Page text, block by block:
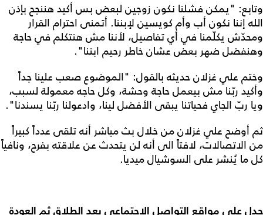
وتابع: "يمكن فشلنا نكون زوجين لبعض بس أكيد هننجح بإذن
الله إننا نكون أب وأم كويسين لإبننا. أتمنى احترام القرار
ومحدّش يكلّمنا في أي تفاصيل، لأننا مش هنتكلم في حاجة
وهنفضل ضهر بعض عشان خاطر رحيم ابننا".
وختم علي غزلان حديثه بالقول: "الموضوع صعب علينا جداً
وأكيد ربّنا مش بيعمل حاجة وحشة، وكل حاجه معمولة لسبب،
ويا ربّ الجاي فحياتنا يبقى الأفضل لينا، وادعولنا ربّنا يسندنا".
ثم أوضح علي غزلان من خلال بث مباشر أنه تلقى عدداً كبيراً
من الاتصالات، لافتاً الى أنه لن يتحدث عن علاقته بفرح، ونافياً
كل ما يُنشر على السوشيال ميديا.
جدل على مواقع التواصل الاجتماعي بعد الطلاق ثم العودة